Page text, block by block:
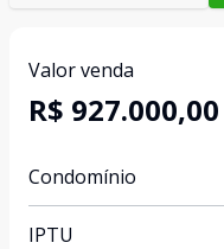
Valor venda
R$ 927.000,00
Condomínio
IPTU